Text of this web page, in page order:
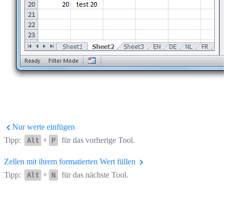
Nur werte einfügen
Tipp:
Alt + P für das vorherige Tool.
Zellen mit ihrem formatierten Wert füllen
Tipp:
Alt + N für das nächste Tool.